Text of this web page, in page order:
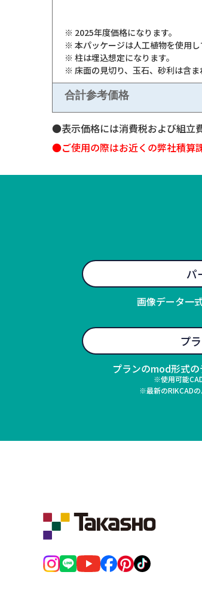
※ 2025年度価格になります。
※ 本パッケージは人工植物を使用し
※ 柱は埋込想定になります。
※ 床面の見切り、玉石、砂利は含ま
合計参考価格
●表示価格には消費税および組立
●ご使用の際はお近くの弊社積算
パ
画像データ一
プ
プランのmod形式の
※使用可能
※最新のRIKCADの